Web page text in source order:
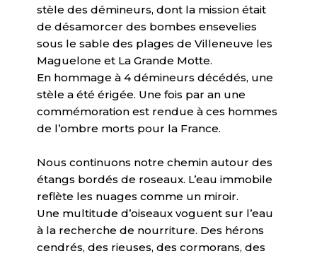
stèle des démineurs, dont la mission était
de désamorcer des bombes ensevelies
sous le sable des plages de Villeneuve les
Maguelone et La Grande Motte.
En hommage à 4 démineurs décédés, une
stèle a été érigée. Une fois par an une
commémoration est rendue à ces hommes
de l’ombre morts pour la France.
Nous continuons notre chemin autour des
étangs bordés de roseaux. L’eau immobile
reflète les nuages comme un miroir.
Une multitude d’oiseaux voguent sur l’eau
à la recherche de nourriture. Des hérons
cendrés, des rieuses, des cormorans, des